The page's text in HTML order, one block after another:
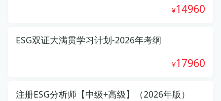
14960
ESG双证大满贯学习计划-2026年考纲
17960
注册ESG分析师【中级+高级】（2026年版）